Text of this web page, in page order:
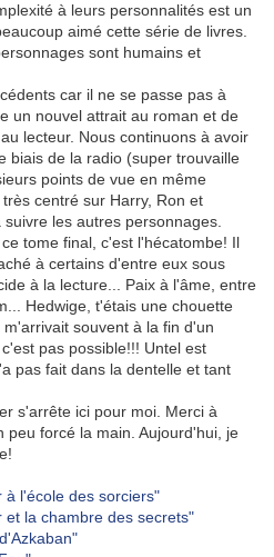
à leurs personnalités est un
aimé cette série de livres.
sont humains et
car il ne se passe pas à
un nouvel attrait au roman et de
lecteur. Nous continuons à avoir
biais de la radio (super trouvaille
points de vue en même
centré sur Harry, Ron et
les autres personnages.
tome final, c'est l'hécatombe! Il
à certains d'entre eux sous
à la lecture... Paix à l'âme, entre
Hedwige, t'étais une chouette
souvent à la fin d'un
pas possible!!! Untel est
pas fait dans la dentelle et tant
s'arrête ici pour moi. Merci à
peu forcé la main. Aujourd'hui, je
à l'école des sorciers"
et la chambre des secrets"